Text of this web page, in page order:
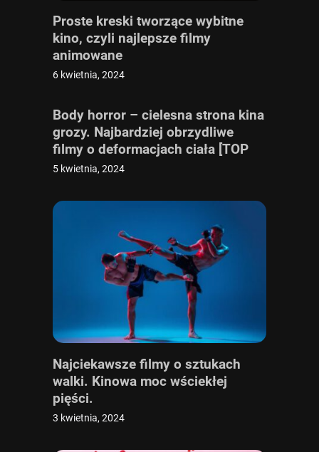
Proste kreski tworzące wybitne
kino, czyli najlepsze filmy
animowane
6 kwietnia, 2024
Body horror – cielesna strona kina
grozy. Najbardziej obrzydliwe
filmy o deformacjach ciała [TOP
10]
5 kwietnia, 2024
Najciekawsze filmy o sztukach
walki. Kinowa moc wściekłej
pięści.
3 kwietnia, 2024